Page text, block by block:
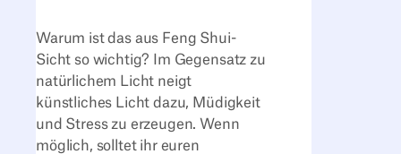
Warum ist das aus Feng Shui-
Sicht so wichtig? Im Gegensatz zu
natürlichem Licht neigt
künstliches Licht dazu, Müdigkeit
und Stress zu erzeugen. Wenn
möglich, solltet ihr euren